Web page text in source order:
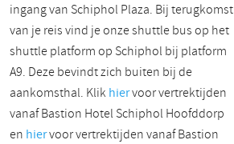
ingang van Schiphol Plaza. Bij terugkomst
van je reis vind je onze shuttle bus op het
shuttle platform op Schiphol bij platform
A9. Deze bevindt zich buiten bij de
aankomsthal. Klik hiervoor vertrektijden
vanaf Bastion Hotel Schiphol Hoofddorp
en hiervoor vertrektijden vanaf Bastion